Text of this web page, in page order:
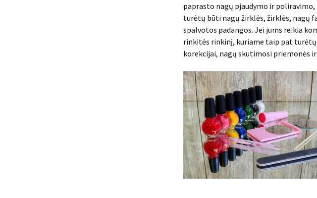
paprasto nagų pjaudymo ir
turėtų būti nagų žirklės, žirklės, nagų
spalvotos padangos. Jei jums reikia
rinkitės rinkinį, kuriame taip pat
korekcijai, nagų skutimosi priemonės